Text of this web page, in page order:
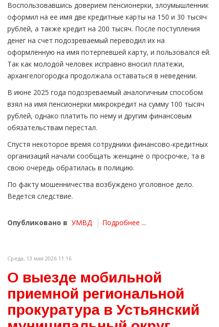
Воспользовавшись доверием пенсионерки, злоумышленник
оформил на ее имя две кредитные карты на 150 и 30 тысяч
рублей, а также кредит на 200 тысяч. После поступления
денег на счет подозреваемый переводил их на
оформленную на имя потерпевшей карту, и пользовался ей.
Так как молодой человек исправно вносил платежи,
архангелогородка продолжала оставаться в неведении.
В июне 2025 года подозреваемый аналогичным способом
взял на имя пенсионерки микрокредит на сумму 100 тысяч
рублей, однако платить по нему и другим финансовым
обязательствам перестал.
Спустя некоторое время сотрудники финансово-кредитных
организаций начали сообщать женщине о просрочке, та в
свою очередь обратилась в полицию.
По факту мошенничества возбуждено уголовное дело.
Ведется следствие.
Опубликовано в УМВД Подробнее ...
Среда, 13 мая 2026 11:16
О выезде мобильной
приемной региональной
прокуратура в Устьянский